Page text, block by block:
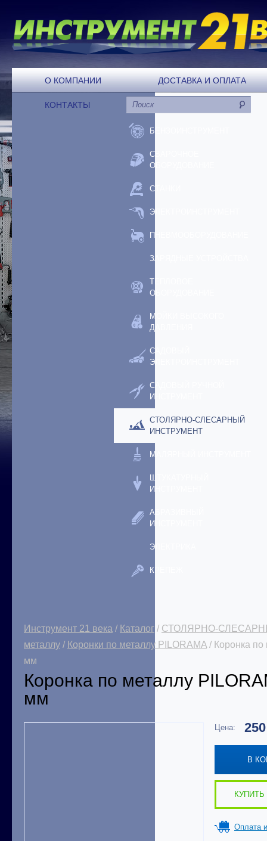
О КОМПАНИИ ДОСТАВКА И ОПЛАТА
КОНТАКТЫ
БЕНЗОИНСТРУМЕНТ
СВАРОЧНОЕ
ОБОРУДОВАНИЕ
СТАНКИ
ЭЛЕКТРОИНСТРУМЕНТ
ПНЕВМООБОРУДОВАНИЕ
ЗАРЯДНЫЕ УСТРОЙСТВА
ТЕПЛОВОЕ
ОБОРУДОВАНИЕ
МОЙКИ ВЫСОКОГО
ДАВЛЕНИЯ
САДОВЫЙ
ЭЛЕКТРОИНСТРУМЕНТ
САДОВЫЙ РУЧНОЙ
ИНСТРУМЕНТ
СТОЛЯРНО-СЛЕСАРНЫЙ
ИНСТРУМЕНТ
МАЛЯРНЫЙ ИНСТРУМЕНТ
ШТУКАТУРНЫЙ
ИНСТРУМЕНТ
АБРАЗИВНЫЙ
ИНСТРУМЕНТ
ЭЛЕКТРИКА
КРЕПЕЖ
Инструмент 21 века / Каталог / СТОЛЯРНО-
металлу / Коронки по металлу PILORAMA / Коронка
мм
Коронка по металлу
мм
Цена:
В
КУПИТЬ
Оплата